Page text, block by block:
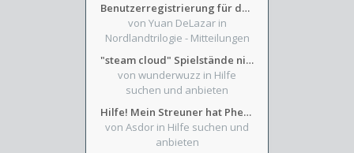
Benutzerregistrierung für das SchickHD-/SchweifHD-Forum gesperrt
von Yuan DeLazar in
Nordlandtrilogie - Mitteilungen
"steam cloud" Spielstände nicht verfügbar
von wunderwuzz in Hilfe
suchen und anbieten
Hilfe! Mein Streuner hat Phexens Gunst verloren...
von Asdor in Hilfe suchen und
anbieten